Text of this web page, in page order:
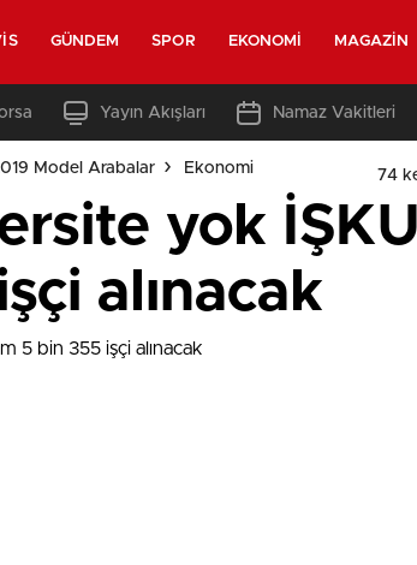
GÜNDEM SPOR EKONOMI MAGAZIN
Yayın Akışları Namaz Vakitleri
Model Arabalar Ekonomi 74
yok
alınacak